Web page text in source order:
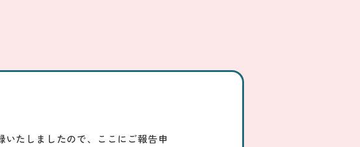
たしましたので、ここにご報告申